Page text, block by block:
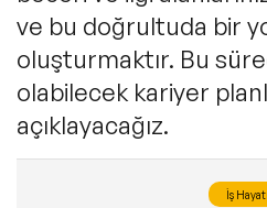
Tüm Konuşmacılar
Ünlü Konuşmacılar
İlham Veren Konuşmacılar
İlham Veren Kadın
Master Class Workshop
Akış Sunumu &
Deneyim Odaklı
INFLUENCER
HAKKIMIZDA
Biz Kimiz?
BLOG
ve bu doğrultuda bir
oluşturmaktır. Bu
olabilecek kariyer
açıklayacağız.
İş Hayatı